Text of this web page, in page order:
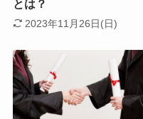
とは？
2023年11月26日(日)